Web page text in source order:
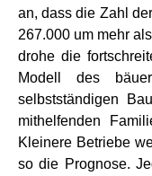
an, dass die Zahl
267.000 um mehr
drohe die
Modell des
selbstständigen
mithelfenden
Kleinere Betriebe
so die Prognose.